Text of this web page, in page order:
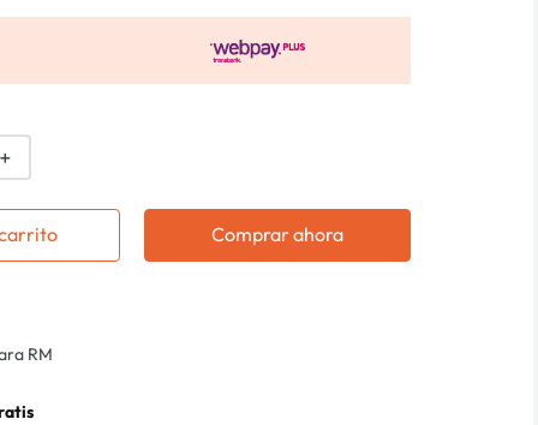
＋
Comprar ahora
RM